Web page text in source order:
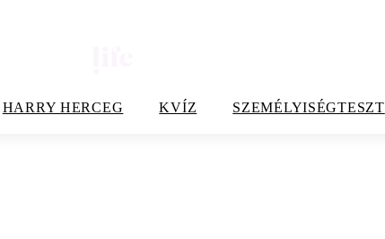
HARRY HERCEG KVÍZ SZEMÉLYISÉGTESZT